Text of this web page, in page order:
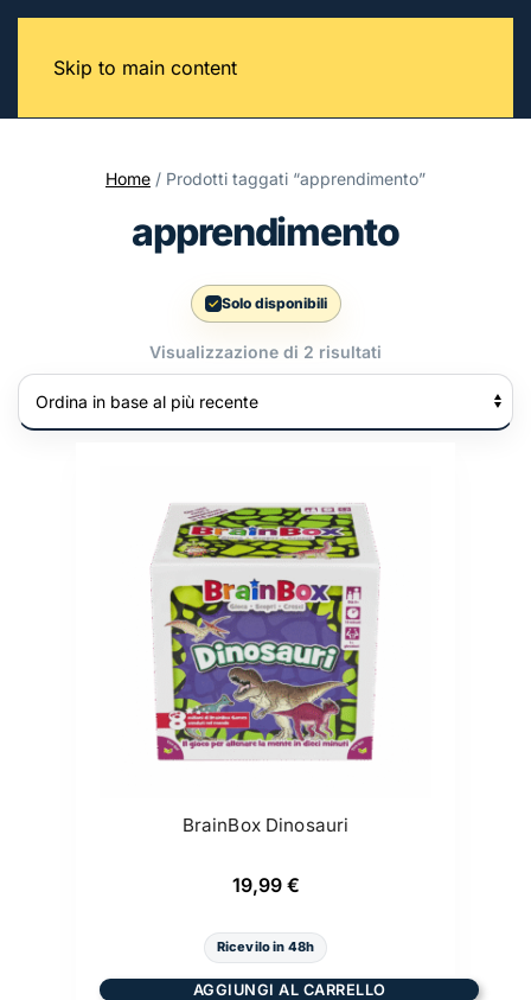
Skip to main content
Home / Prodotti taggati “apprendimento”
apprendimento
Solo disponibili
Visualizzazione di 2 risultati
in
più
BrainBox Dinosauri
19,99 €
Ricevilo in 48h
AGGIUNGI AL CARRELLO